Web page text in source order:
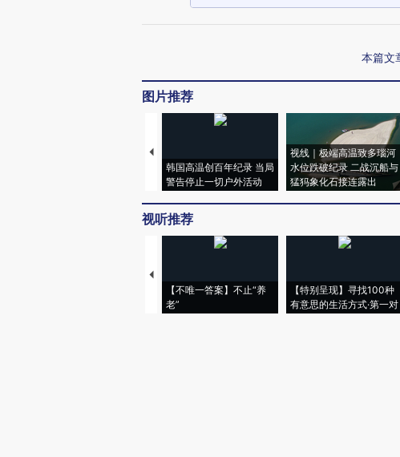
本篇文
图片推荐
韩国高温创百年纪录 当局
警告停止一切户外活动
视线｜极端高温致多瑙河
水位跌破纪录 二战沉船与
猛犸象化石接连露出
视听推荐
【不唯一答案】不止“养
老”
【特别呈现】寻找100种
有意思的生活方式·第一对